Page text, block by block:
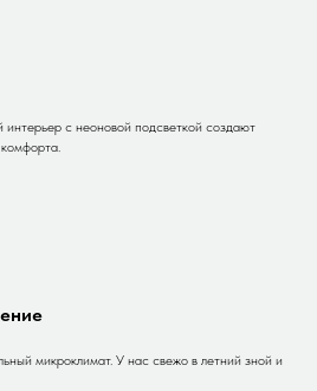
с неоновой подсветкой создают
микроклимат. У нас свежо в летний зной и